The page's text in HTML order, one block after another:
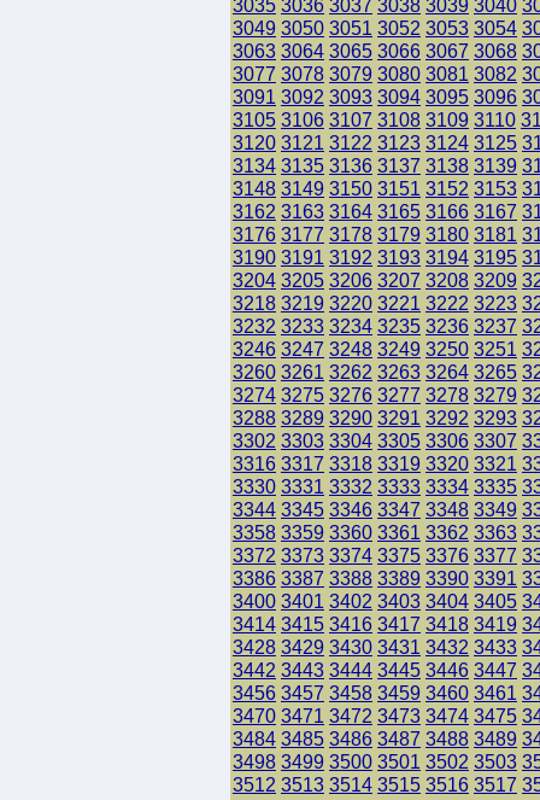
3035 3036 3037 3038 3039 3040
3049 3050 3051 3052 3053 3054
3063 3064 3065 3066 3067 3068
3077 3078 3079 3080 3081 3082
3091 3092 3093 3094 3095 3096
3105 3106 3107 3108 3109 3110
3120 3121 3122 3123 3124 3125
3134 3135 3136 3137 3138 3139
3148 3149 3150 3151 3152 3153
3162 3163 3164 3165 3166 3167
3176 3177 3178 3179 3180 3181
3190 3191 3192 3193 3194 3195
3204 3205 3206 3207 3208 3209
3218 3219 3220 3221 3222 3223
3232 3233 3234 3235 3236 3237
3246 3247 3248 3249 3250 3251
3260 3261 3262 3263 3264 3265
3274 3275 3276 3277 3278 3279
3288 3289 3290 3291 3292 3293
3302 3303 3304 3305 3306 3307
3316 3317 3318 3319 3320 3321
3330 3331 3332 3333 3334 3335
3344 3345 3346 3347 3348 3349
3358 3359 3360 3361 3362 3363
3372 3373 3374 3375 3376 3377
3386 3387 3388 3389 3390 3391
3400 3401 3402 3403 3404 3405
3414 3415 3416 3417 3418 3419
3428 3429 3430 3431 3432 3433
3442 3443 3444 3445 3446 3447
3456 3457 3458 3459 3460 3461
3470 3471 3472 3473 3474 3475
3484 3485 3486 3487 3488 3489
3498 3499 3500 3501 3502 3503
3512 3513 3514 3515 3516 3517